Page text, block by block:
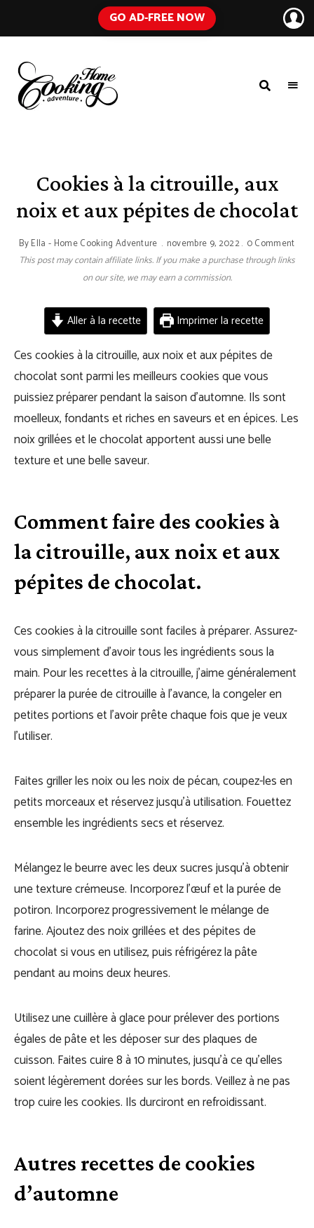
GO AD-FREE NOW
Everyday
Ingredients
Cookies à la citrouille, aux
noix et aux pépites de chocolat
ByElla - Home Cooking Adventure novembre 9, 2022 0 Comment
This post may contain affiliate links. If you make a purchase through links
on our site, we may earn a commission.
Aller à la recette Imprimer la recette
Ces cookies à la citrouille, aux noix et aux pépites de
chocolat sont parmi les meilleurs cookies que vous
puissiez préparer pendant la saison d’automne. Ils sont
moelleux, fondants et riches en saveurs et en épices. Les
noix grillées et le chocolat apportent aussi une belle
texture et une belle saveur.
Comment faire des cookies à
la citrouille, aux noix et aux
pépites de chocolat.
Ces cookies à la citrouille sont faciles à préparer. Assurez-
vous simplement d’avoir tous les ingrédients sous la
main. Pour les recettes à la citrouille, j’aime généralement
préparer la purée de citrouille à l’avance, la congeler en
petites portions et l’avoir prête chaque fois que je veux
l’utiliser.
Faites griller les noix ou les noix de pécan, coupez-les en
petits morceaux et réservez jusqu’à utilisation. Fouettez
ensemble les ingrédients secs et réservez.
Mélangez le beurre avec les deux sucres jusqu’à obtenir
une texture crémeuse. Incorporez l’œuf et la purée de
potiron. Incorporez progressivement le mélange de
farine. Ajoutez des noix grillées et des pépites de
chocolat si vous en utilisez, puis réfrigérez la pâte
pendant au moins deux heures.
Utilisez une cuillère à glace pour prélever des portions
égales de pâte et les déposer sur des plaques de
cuisson. Faites cuire 8 à 10 minutes, jusqu’à ce qu’elles
soient légèrement dorées sur les bords. Veillez à ne pas
trop cuire les cookies. Ils durciront en refroidissant.
Autres recettes de cookies
d’automne